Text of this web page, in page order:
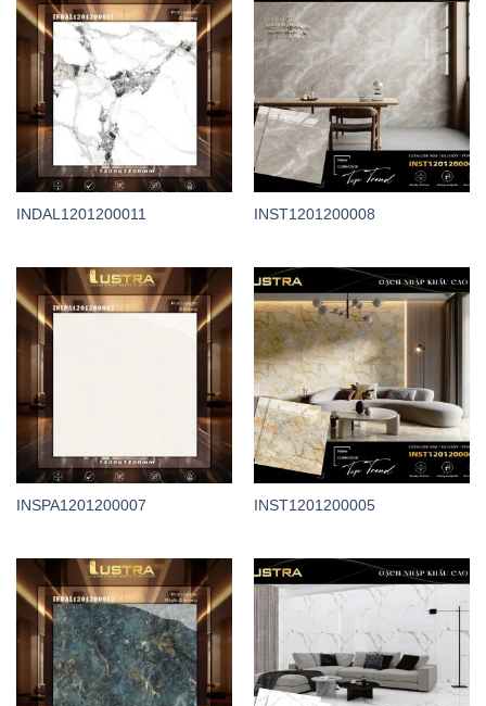
INDAL1201200011 INST1201200008
INSPA1201200007 INST1201200005